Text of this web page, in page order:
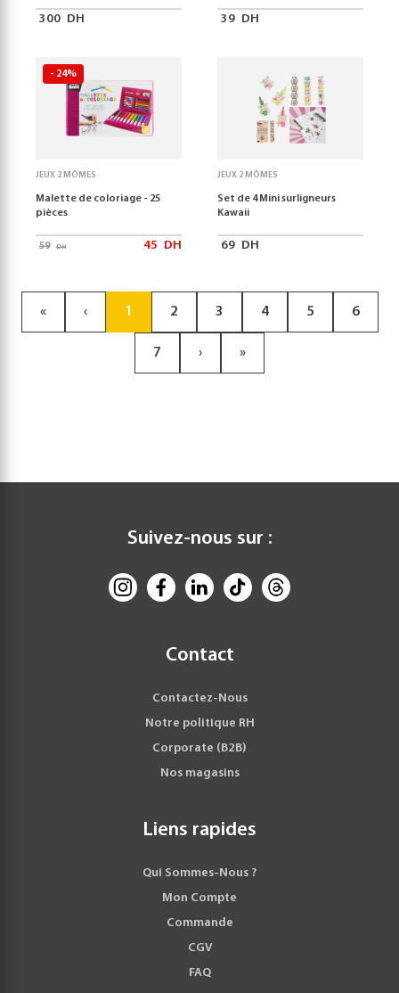
300 DH 39 DH
- 24%
JEUX 2 MÔMES
Malette de coloriage - 25
pièces
59 DH 45 DH
JEUX 2 MÔMES
Set de 4 Mini surligneurs
Kawaii
69 DH
« ‹ 1 2 3 4 5 6
7 › »
Suivez-nous sur :
Contact
Contactez-Nous
Notre politique RH
Corporate (B2B)
Nos magasins
Liens rapides
Qui Sommes-Nous ?
Mon Compte
Commande
CGV
FAQ